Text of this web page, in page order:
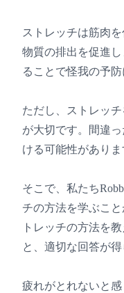
ストレッチは筋肉
物質の排出を促進
ることで怪我の予
ただし、ストレッ
が大切です。間違
ける可能性があり
そこで、私たち
チの方法を学ぶこ
トレッチの方法を
と、適切な回答が
疲れがとれないと